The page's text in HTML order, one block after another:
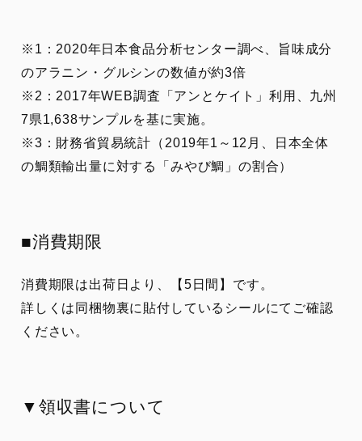
※1：2020年日本食品分析センター調べ、旨味成分
のアラニン・グルシンの数値が約3倍
※2：2017年WEB調査「アンとケイト」利用、九州
7県1,638サンプルを基に実施。
※3：財務省貿易統計（2019年1～12月、日本全体
の鯛類輸出量に対する「みやび鯛」の割合）
■消費期限
消費期限は出荷日より、【5日間】です。
詳しくは同梱物裏に貼付しているシールにてご確認
ください。
▼領収書について